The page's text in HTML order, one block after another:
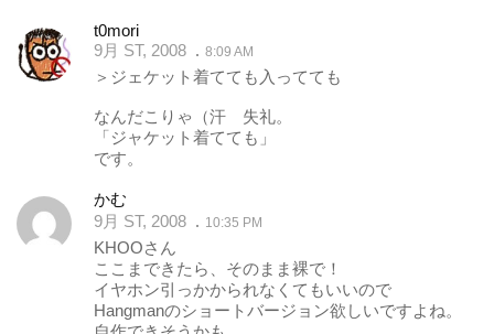
t0mori
9月 ST, 2008
8:09 AM
＞ジェケット着てても入ってても
なんだこりゃ（汗 失礼。
「ジャケット着てても」
です。
かむ
9月 ST, 2008
10:35 PM
KHOOさん
ここまできたら、そのまま裸で！
イヤホン引っかかられなくてもいいので
Hangmanのショートバージョン欲しいですよね。